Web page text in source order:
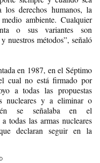
derechos humanos, la
ambiente. Cualquier
o sus variantes son
nuestros métodos”, señaló
en 1987, en el Séptimo
cual no está firmado por
a todas las propuestas
nucleares y a eliminar o
se señalaba en el
todas las armas nucleares
declaran seguir en la